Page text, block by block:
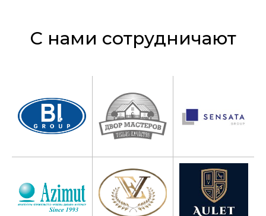
С нами сотрудничают